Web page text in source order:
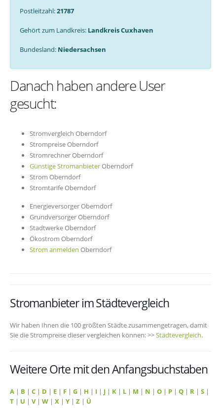
Postleitzahl:21787
Gehört zum Landkreis: Landkreis Cuxhaven
Bundesland: Niedersachsen
Danach haben andere User
gesucht:
Stromvergleich Oberndorf
Strompreise Oberndorf
Stromrechner Oberndorf
Günstige StromanbieterOberndorf
Strom Oberndorf
Stromtarife Oberndorf
Energieversorger Oberndorf
Grundversorger Oberndorf
Stadtwerke Oberndorf
Ökostrom Oberndorf
Strom anmelden Oberndorf
Stromanbieter im Städtevergleich
Wir haben Ihnen die 100 größten Städte zusammengetragen, damit
Sie die Strompreise dieser vergleichen können: >>Städtevergleich.
Weitere Orte mit den Anfangsbuchstaben
A | B | C | D | E | F | G | H | I | J | K | L | M | N | O | P | Q | R | S |
T | U | V| W | X | Y | Z | Ü